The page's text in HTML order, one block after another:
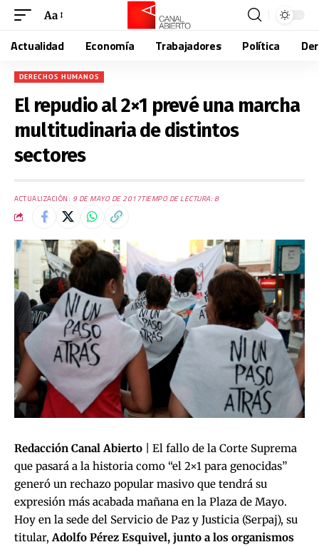
Aa
Actualidad Economía Trabajadores Política
DERECHOS HUMANOS
El repudio al 2×1 prevé una marcha
multitudinaria de distintos
sectores
ACTUALIZACIÓN: 9 DE MAYO DE 2017TIEMPO DE LECTURA: 8
Redacción Canal Abierto | El fallo de la Corte Suprema
que pasará a la historia como “el 2×1 para genocidas”
generó un rechazo popular masivo que tendrá su
expresión más acabada mañana en la Plaza de Mayo.
Hoy en la sede del Servicio de Paz y Justicia (Serpaj), su
titular,Adolfo Pérez Esquivel, junto a los organismos